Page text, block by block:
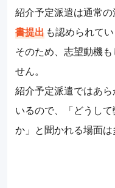
紹介予定派遣は通常
書提出 も認められてい
そのため、志望動機
せん。
紹介予定派遣ではあ
いるので、「どうし
か」と聞かれる場面は